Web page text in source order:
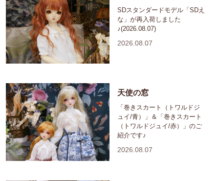
SDスタンダードモデル「SDえ
な」が再入荷しました
♪(2026.08.07)
2026.08.07
天使の窓
「巻きスカート（トワルドジ
ュイ/青）」＆「巻きスカート
（トワルドジュイ/赤）」のご
紹介です♪
2026.08.07